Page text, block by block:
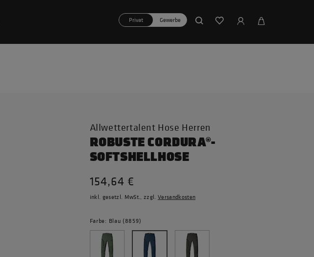
Privat Gewerbe
Allwettertalent Hose Herren
ROBUSTE CORDURA®-
SOFTSHELLHOSE
154,64 €
inkl. gesetzl. MwSt., zzgl. Versandkosten
Farbe: Blau (8859)